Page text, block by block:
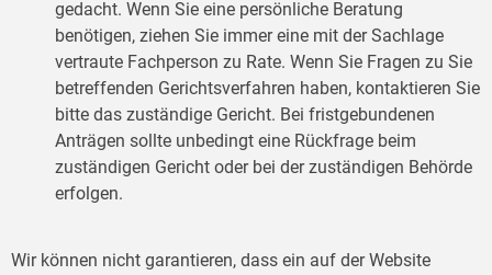
gedacht. Wenn Sie eine persönliche Beratung
benötigen, ziehen Sie immer eine mit der Sachlage
vertraute Fachperson zu Rate. Wenn Sie Fragen zu Sie
betreffenden Gerichtsverfahren haben, kontaktieren Sie
bitte das zuständige Gericht. Bei fristgebundenen
Anträgen sollte unbedingt eine Rückfrage beim
zuständigen Gericht oder bei der zuständigen Behörde
erfolgen.
Wir können nicht garantieren, dass ein auf der Website